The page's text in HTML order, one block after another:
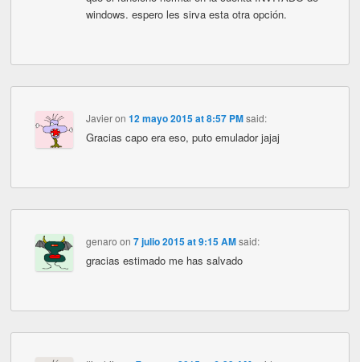
windows. espero les sirva esta otra opción.
Javieron 12 mayo 2015 at 8:57 PM said:
Gracias capo era eso, puto emulador jajaj
genaro on 7 julio 2015 at 9:15 AM said:
gracias estimado me has salvado